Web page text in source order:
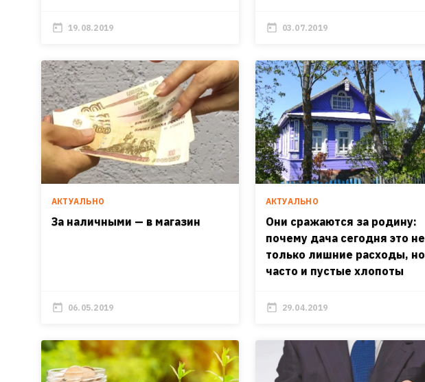
19.08.2019 03.07.2019
АКТУАЛЬНО
За наличными — в магазин
06.05.2019
АКТУАЛЬНО
Они сражаются за родину:
почему дача сегодня это не
только лишние расходы, но
часто и пустые хлопоты
29.04.2019